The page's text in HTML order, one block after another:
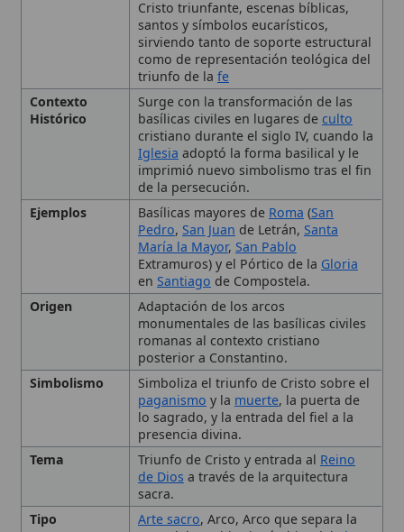
basílicas civiles en lugares deculto
cristiano durante el siglo IV, cuando la
Iglesiaadoptó la forma basilical y le
imprimió nuevo simbolismo tras el fin
de la persecución.
Ejemplos
Basílicas mayores deRoma(San
Pedro ,San Juande Letrán,Santa
María la Mayor,San Pablo
Extramuros) y el Pórtico de la Gloria
enSantiagode Compostela.
Adaptación de los arcos
monumentales de las basílicas civiles
romanas al contexto cristiano
posterior a Constantino.
Simboliza el triunfo de Cristo sobre el
paganismoy la muerte, la puerta de
lo sagrado, y la entrada del fiel a la
presencia divina.
Tema
Triunfo de Cristo y entrada alReino
de Diosa través de la arquitectura
sacra.
Tipo
Arte sacro, Arco, Arco que separa la
nave del presbiterio (ámbito delaltar)
Funciona como umbral simbólico
entre la nave (espacio secular de los
fieles) y el presbiterio (espacio
sagrado de la Eucaristía); está
asociado a la apertura de la Puerta
Santa en los años jubilares y a
procesiones de entrada triunfal.
🙏 Bienvenido a Wikitólica
Esta enciclopedia es un recurso privado de referencia sin
. No sustituye al Catecismo, a la Sagrada
Escritura ni a los documentos oficiales de la Iglesia y está
destinada únicamente a la estudio personal. El borrador de